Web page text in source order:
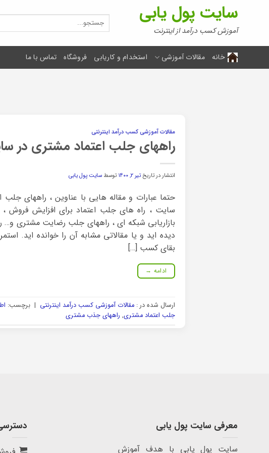
سایت پول یابی
آموزش کسب درآمد از اینترنت
جستجو
برای:
خانه مقالات آموزشی استخدام و کاریابی فروشگاه تماس با ما
مقالات آموزشی کسب درآمد اینترنتی
راههای جلب اعتماد مشتری در
انتشار در تاریختیر ۲, ۱۴۰۰ توسطسایت پول یابی
حتما عبارات و مقاله هایی با عناوین ، راههای جلب
سایت ، راه های جلب اعتماد برای افزایش فروش
بازاریابی شبکه ای ، راههای جلب رضایت مشتری و…
دیده اید و یا مقالاتی مشابه آن را خوانده اید.
بقای کسب […]
ادامه →
ارسال شده در :مقالات آموزشی کسب درآمد اینترنتی | برچسب:
جلب اعتماد مشتری, راههای جذب مشتری
معرفی سایت پول یابی
سایت پول یابی با هدف آموزش